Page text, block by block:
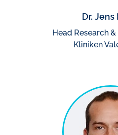
Dr. Jens
Head Research
Kliniken